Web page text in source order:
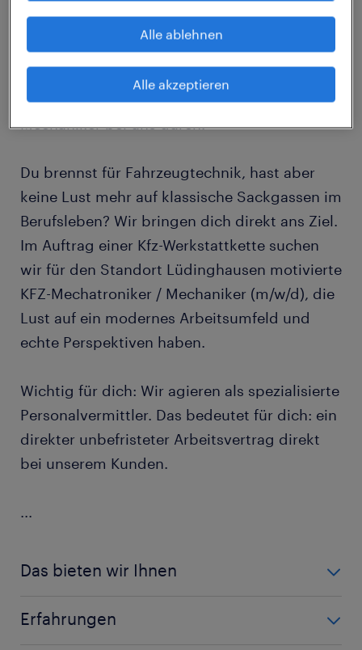
Job Details
Starte jetzt als KFZ-Mechatroniker / KFZ-
Mechaniker bei uns durch!
Du brennst für Fahrzeugtechnik, hast aber
keine Lust mehr auf klassische Sackgassen im
Berufsleben? Wir bringen dich direkt ans Ziel.
Im Auftrag einer Kfz-Werkstattkette suchen
wir für den Standort Lüdinghausen motivierte
KFZ-Mechatroniker / Mechaniker (m/w/d), die
Lust auf ein modernes Arbeitsumfeld und
echte Perspektiven haben.
Wichtig für dich: Wir agieren als spezialisierte
Personalvermittler. Das bedeutet für dich: ein
direkter unbefristeter Arbeitsvertrag direkt
bei unserem Kunden.
...
Das bieten wir Ihnen
Arbeitsvertrag direkt bei unserem Kunden mit
Erfahrungen
Alle ablehnen
Alle akzeptieren